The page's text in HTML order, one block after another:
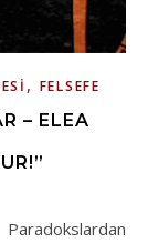
, FELSEFE
– ELEA